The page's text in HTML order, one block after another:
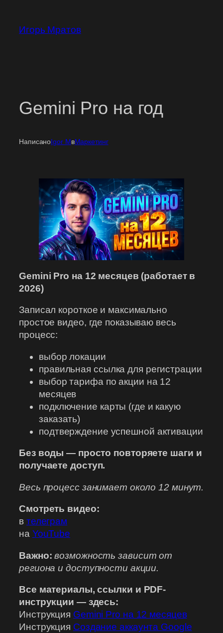
содержимому
Игорь Мратов
Gemini Pro на год
НаписаноIgor MвМаркетинг
Gemini Pro на 12 месяцев (работает в
2026)
Записал короткое и максимально
простое видео, где показываю весь
процесс:
выбор локации
правильная ссылка для регистрации
выбор тарифа по акции на 12
месяцев
подключение карты (где и какую
заказать)
подтверждение успешной активации
Без воды — просто повторяете шаги и
получаете доступ.
Весь процесс занимает около 12 минут.
Смотреть видео:
в телеграм
на YouTube
Важно: возможность зависит от
региона и доступности акции.
Все материалы, ссылки и PDF-
инструкции — здесь:
Инструкция Gemini Pro на 12 месяцев
Инструкция Создание аккаунта Google